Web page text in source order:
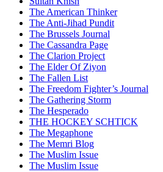
The American Thinker
The Anti-Jihad Pundit
The Brussels Journal
The Cassandra Page
The Clarion Project
The Elder Of Ziyon
The Fallen List
The Freedom Fighter’s Journal
The Gathering Storm
The Hesperado
THE HOCKEY SCHTICK
The Megaphone
The Memri Blog
The Muslim Issue
The Muslim Issue